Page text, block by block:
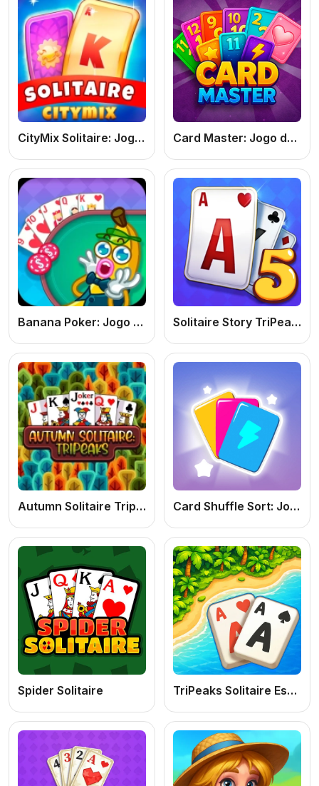
CityMix Solitaire: Jogo de Cartas Online Grátis Estilo Paciência para PC e Mobile Card Master: Jogo de Cartas e Merge Puzzle Online Grátis Viciante
Banana Poker: Jogo de Cartas Online Grátis de Pôquer para PC e Celular Solitaire Story TriPeaks 5
Autumn Solitaire Tripeaks: Jogo de Cartas Online Grátis Relaxante e Viciante Card Shuffle Sort: Jogo de Cartas e Lógica Online Grátis
Spider Solitaire TriPeaks Solitaire Escapes: Jogo de Cartas Online, Paciência e Estratégia